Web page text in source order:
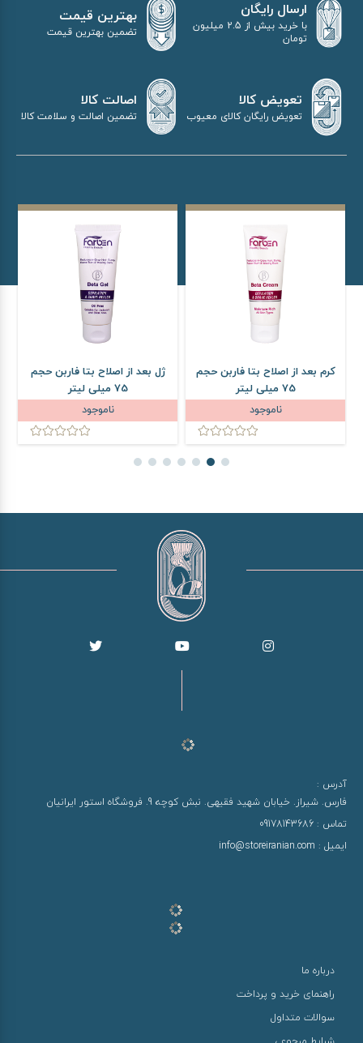
ارسال رایگان
با خرید بیش از 2.5 میلیون
تومان
بهترین قیمت
تضمین بهترین قیمت
تعویض کالا
تعویض رایگان کالای معیوب
اصالت کالا
تضمین اصالت و سلامت کالا
کرم بعد از اصلاح بتا فاربن حجم
75 میلی لیتر
ناموجود
ژل بعد از اصلاح بتا فاربن حجم
75 میلی لیتر
ناموجود
آدرس :
فارس. شیراز. خیابان شهید فقیهی. نبش کوچه 9. فروشگاه استور ایرانیان
تماس : 09178143686
ایمیل : info@storeiranian.com
درباره ما
راهنمای خرید و پرداخت
سوالات متداول